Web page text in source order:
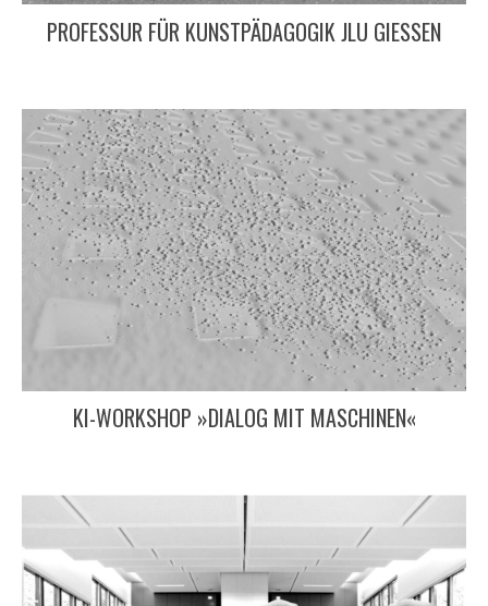
PROFESSUR FÜR KUNSTPÄDAGOGIK JLU GIESSEN
KI-WORKSHOP »DIALOG MIT MASCHINEN«